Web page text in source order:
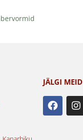
JÄLGI MEID
F
a
c
I
n
s